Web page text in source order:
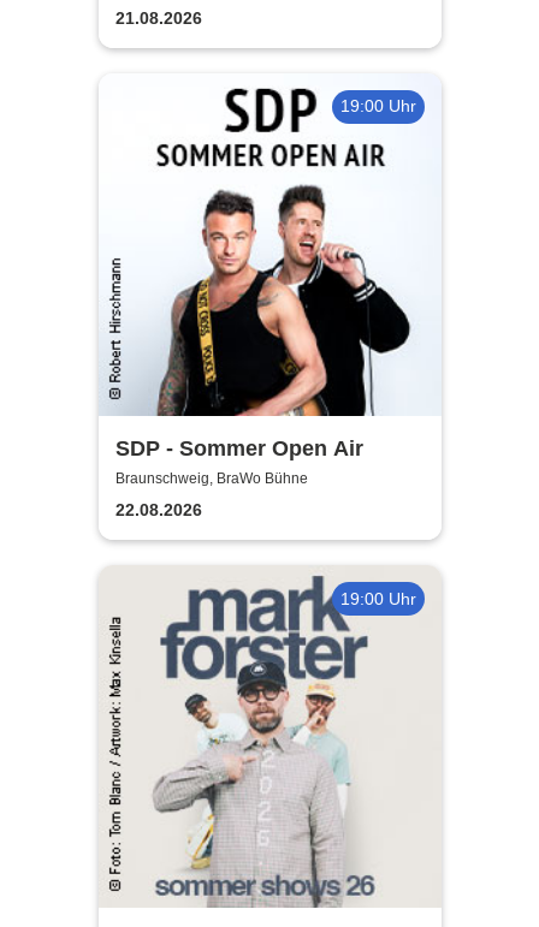
21.08.2026
19:00 Uhr
SDP - Sommer Open Air
Braunschweig, BraWo Bühne
22.08.2026
19:00 Uhr